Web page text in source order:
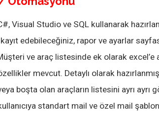
Visual Studio ve SQL kullanarak
edebileceğiniz, rapor ve ayarlar
ve araç listesinde ek olarak excel’e
mevcut. Detaylı olarak
boşta olan araçların listesini ayrı ayrı
standart mail ve özel mail